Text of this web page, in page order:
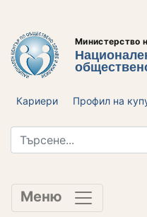
Министерство
Кариери Профил на
Меню